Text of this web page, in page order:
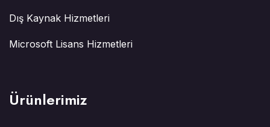
Dış Kaynak Hizmetleri
Microsoft Lisans Hizmetleri
Ürünlerimiz